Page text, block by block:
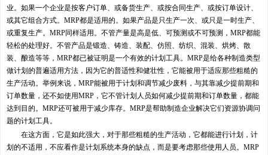
业。如果一个企业是按客户订单、或备货生产、或按合同生产、或按订单设计、
或其它组合方式。MRP都是适用的。如果产品是只生产一次、或只是一时生产、
或重复生产。MRP同样适用。不管产量是高是低、可预测或不可预测，MRP都能
轻松的处理好。不管产品是锻造、铸造、装配、仿照、纺织、混装、烘烤、散
装、酿造等等，MRP都已被证明是一个有效的计划工具。MRP是给各种制造类型
做计划的普遍适用方法，因为它的普适性和健壮性，它能被用于适应那些粗糙的
生产活动。举例来说，MRP能被用于计划和调节减少废料，与其靠减少提前期和
订单数量，还不如使用MRP，它不管计划人员如何减少提前期和订单数量，都能
达到目的。MRP还可被用于减少库存。MRP是帮助制造企业解决它们资源协调问
题的计划工具。
在这方面，它是如此强大，对于那些粗糙的生产活动，它都能进行计划，计
划的不适用，不应看作是计划系统本身的缺点，而是要考虑那些使用人员。MRP